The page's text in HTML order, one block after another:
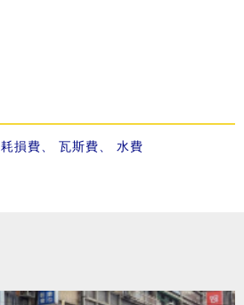
耗損費、 瓦斯費、 水費